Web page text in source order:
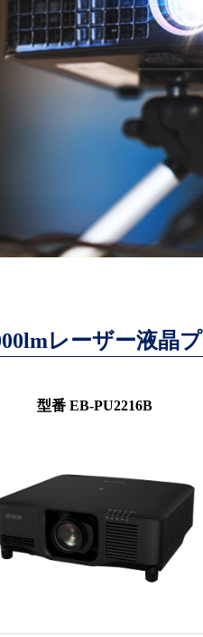
レーザー液晶
型番 EB-PU2216B